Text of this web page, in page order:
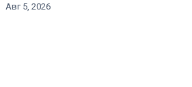
Авг 5, 2026